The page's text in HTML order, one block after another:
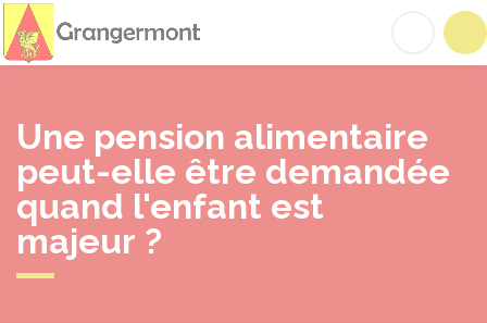
Une pension alimentaire
peut-elle être demandée
quand l'enfant est
majeur ?